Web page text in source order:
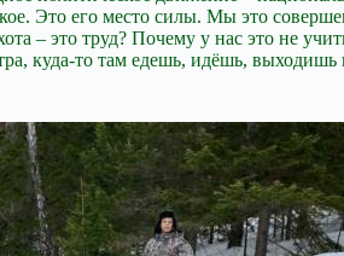
Это его место силы. Мы это
– это труд? Почему у нас это не
куда-то там едешь, идёшь,